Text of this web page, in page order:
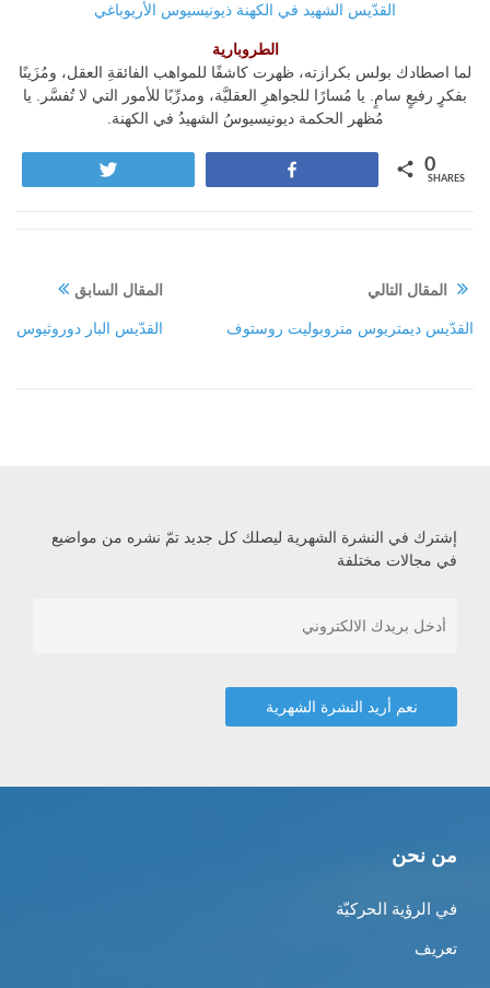
القدّيس الشهيد في الكهنة ذيونيسيوس الأريوباغي
الطروبارية
لما اصطادك بولس بكرازته، ظهرت كاشفًا للمواهب الفائقةِ العقل، ومُزَينًا
بفكرٍ رفيعٍ سامٍ. يا مُسارًا للجواهرِ العقليَّة، ومدرِّبًا للأمور التي لا تُفسَّر. يا
مُظهر الحكمة ديونيسيوسُ الشهيدُ في الكهنة.
0
SHARES
المقال السابق
القدّيس البار دوروثيوس
المقال التالي
القدّيس ديمتريوس متروبوليت روستوف
إشترك في النشرة الشهرية ليصلك كل جديد تمّ نشره من مواضيع
في مجالات مختلفة
من نحن
في الرؤية الحركيّة
تعريف